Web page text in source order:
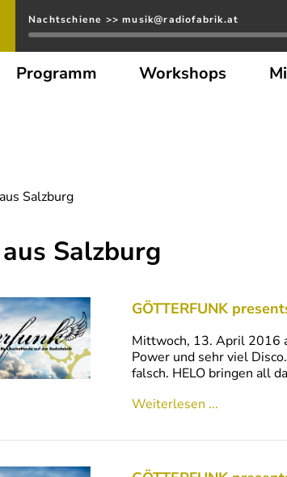
Nachtschiene >> musik@radiofabrik.at
Programm Workshops
Salzburg
Salzburg
GÖTTERFUNK
Mittwoch, 13. April 2016
Power und sehr viel
falsch. HELO bringen all
Weiterlesen ...